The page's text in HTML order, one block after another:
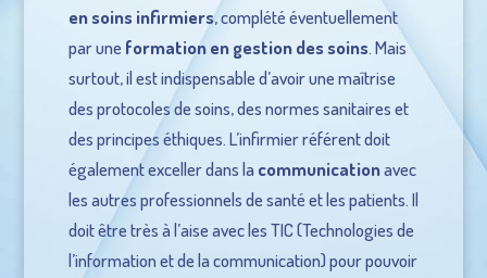
en soins infirmiers, complété éventuellement
par une formation en gestion des soins. Mais
surtout, il est indispensable d’avoir une maîtrise
des protocoles de soins, des normes sanitaires et
des principes éthiques. L’infirmier référent doit
également exceller dans la communicationavec
les autres professionnels de santé et les patients. Il
doit être très à l’aise avec les TIC (Technologies de
l’information et de la communication) pour pouvoir